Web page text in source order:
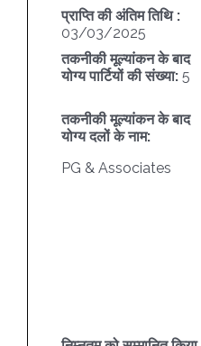
प्राप्ति की अंतिम तिथि :
03/03/2025
तकनीकी मूल्यांकन के बाद
योग्य पार्टियों की संख्या:5
तकनीकी मूल्यांकन के बाद
योग्य दलों के नाम:
PG & Associates